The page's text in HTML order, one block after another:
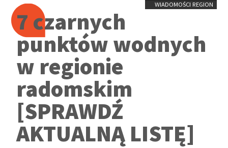
WIADOMOŚCI REGION
7 czarnych
punktów wodnych
w regionie
radomskim
[SPRAWDŹ
AKTUALNĄ LISTĘ]